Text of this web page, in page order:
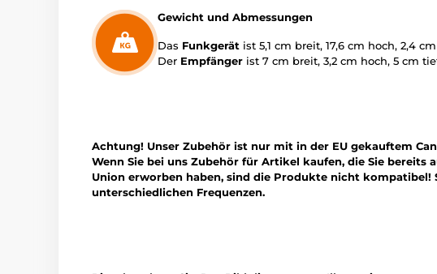
Gewicht und Abmessungen
Das Funkgerät ist 5,1 cm breit, 17,6 cm hoch, 2,4
Der Empfänger ist 7 cm breit, 3,2 cm hoch, 5 cm
Achtung! Unser Zubehör ist nur mit in der EU gekauftem
Wenn Sie bei uns Zubehör für Artikel kaufen, die Sie bereits
Union erworben haben, sind die Produkte nicht kompatibel!
unterschiedlichen Frequenzen.